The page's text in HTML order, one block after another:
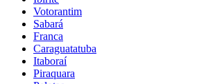
Votorantim
Sabará
Franca
Caraguatatuba
Itaboraí
Piraquara